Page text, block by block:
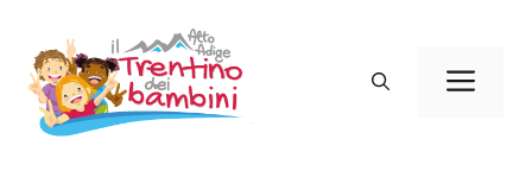
contenuto